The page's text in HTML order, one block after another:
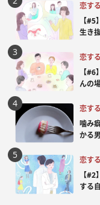
恋する
【
生き
恋する
【
んの
恋する
噛み
かる
恋する
【
する